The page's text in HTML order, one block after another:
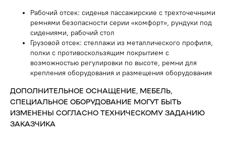
Рабочий отсек: сиденья пассажирские с трехточечными
ремнями безопасности серии «комфорт», рундуки под
сидениями, рабочий стол
Грузовой отсек: стеллажи из металлического профиля,
полки с противоскользящим покрытием с
возможностью регулировки по высоте, ремни для
крепления оборудования и размещения оборудования
ДОПОЛНИТЕЛЬНОЕ ОСНАЩЕНИЕ, МЕБЕЛЬ,
СПЕЦИАЛЬНОЕ ОБОРУДОВАНИЕ МОГУТ БЫТЬ
ИЗМЕНЕНЫ СОГЛАСНО ТЕХНИЧЕСКОМУ ЗАДАНИЮ
ЗАКАЗЧИКА
ПОЛУЧИТЬ КОНСУЛЬТАЦИЮ